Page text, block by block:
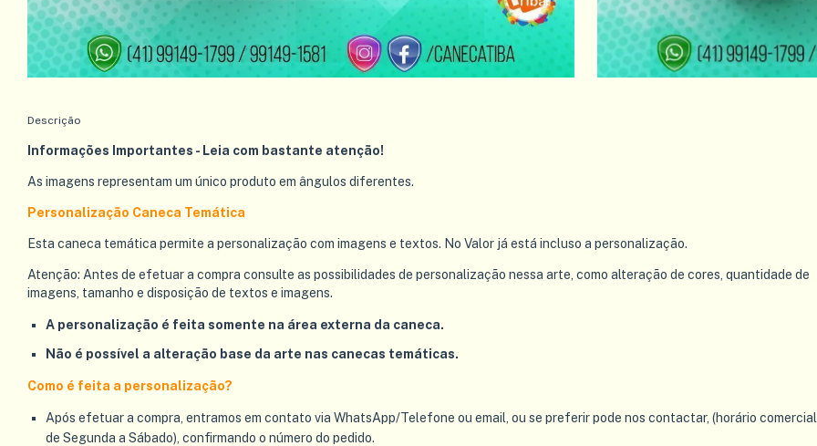
Descrição
Informações Importantes - Leia com bastante atenção!
As imagens representam um único produto em ângulos diferentes.
Personalização Caneca Temática
Esta caneca temática permite a personalização com imagens e textos. No Valor já está incluso a personalização.
Atenção: Antes de efetuar a compra consulte as possibilidades de personalização nessa arte, como alteração de cores, quantidade de
imagens, tamanho e disposição de textos e imagens.
A personalização é feita somente na área externa da caneca.
Não é possível a alteração base da arte nas canecas temáticas.
Como é feita a personalização?
Após efetuar a compra, entramos em contato via WhatsApp/Telefone ou email, ou se preferir pode nos contactar, (horário comercial,
de Segunda a Sábado), confirmando o número do pedido.